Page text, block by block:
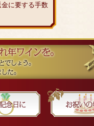
に要する手数